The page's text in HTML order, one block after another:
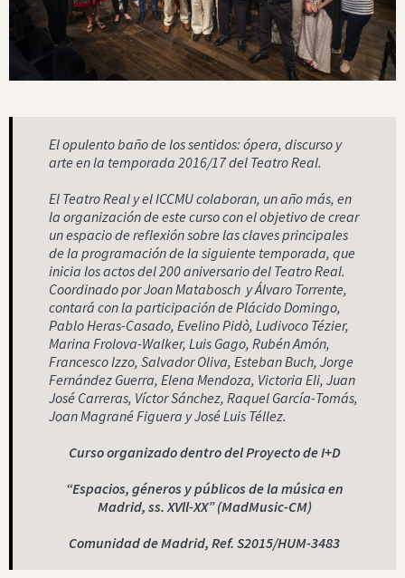
El opulento baño de los sentidos: ópera, discurso y
arte en la temporada 2016/17 del Teatro Real.
El Teatro Real y el ICCMU colaboran, un año más, en
la organización de este curso con el objetivo de crear
un espacio de reflexión sobre las claves principales
de la programación de la siguiente temporada, que
inicia los actos del 200 aniversario del Teatro Real.
Coordinado por Joan Matabosch y Álvaro Torrente,
contará con la participación de Plácido Domingo,
Pablo Heras-Casado, Evelino Pidò, Ludivoco Tézier,
Marina Frolova-Walker, Luis Gago, Rubén Amón,
Francesco Izzo, Salvador Oliva, Esteban Buch, Jorge
Fernández Guerra, Elena Mendoza, Victoria Eli, Juan
José Carreras, Víctor Sánchez, Raquel García-Tomás,
Joan Magrané Figuera y José Luis Téllez.
Curso organizado dentro del Proyecto de I+D
“Espacios, géneros y públicos de la música en
Madrid, ss. XVll-XX” (MadMusic-CM)
Comunidad de Madrid, Ref. S2015/HUM-3483